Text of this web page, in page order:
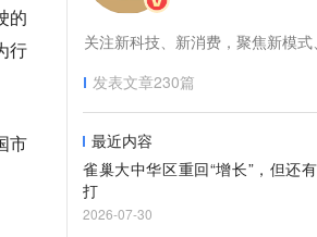
的
行
市
关注新科技、新消费，聚焦新模式
发表文章230篇
最近内容
雀巢大中华区重回“增长”，但还
打
2026-07-30